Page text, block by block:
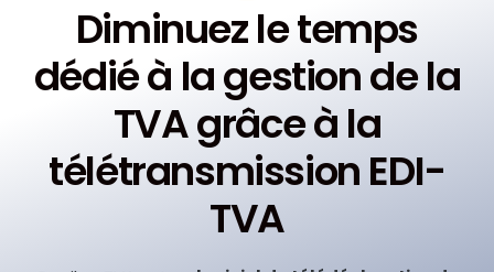
Diminuez le temps
dédié à la gestion de la
TVA grâce à la
télétransmission EDI-
TVA